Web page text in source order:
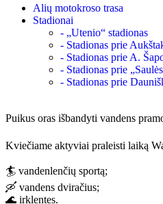
Alių motokroso trasa
Stadionai
- „Utenio“ stadionas
- Stadionas prie
- Stadionas prie A.
- Stadionas prie
- Stadionas prie
Puikus oras išbandyti vandens
Kviečiame aktyviai praleisti laiką
🏄 vandenlenčių sportą;
🛶 vandens dviračius;
🌊 irklentes.